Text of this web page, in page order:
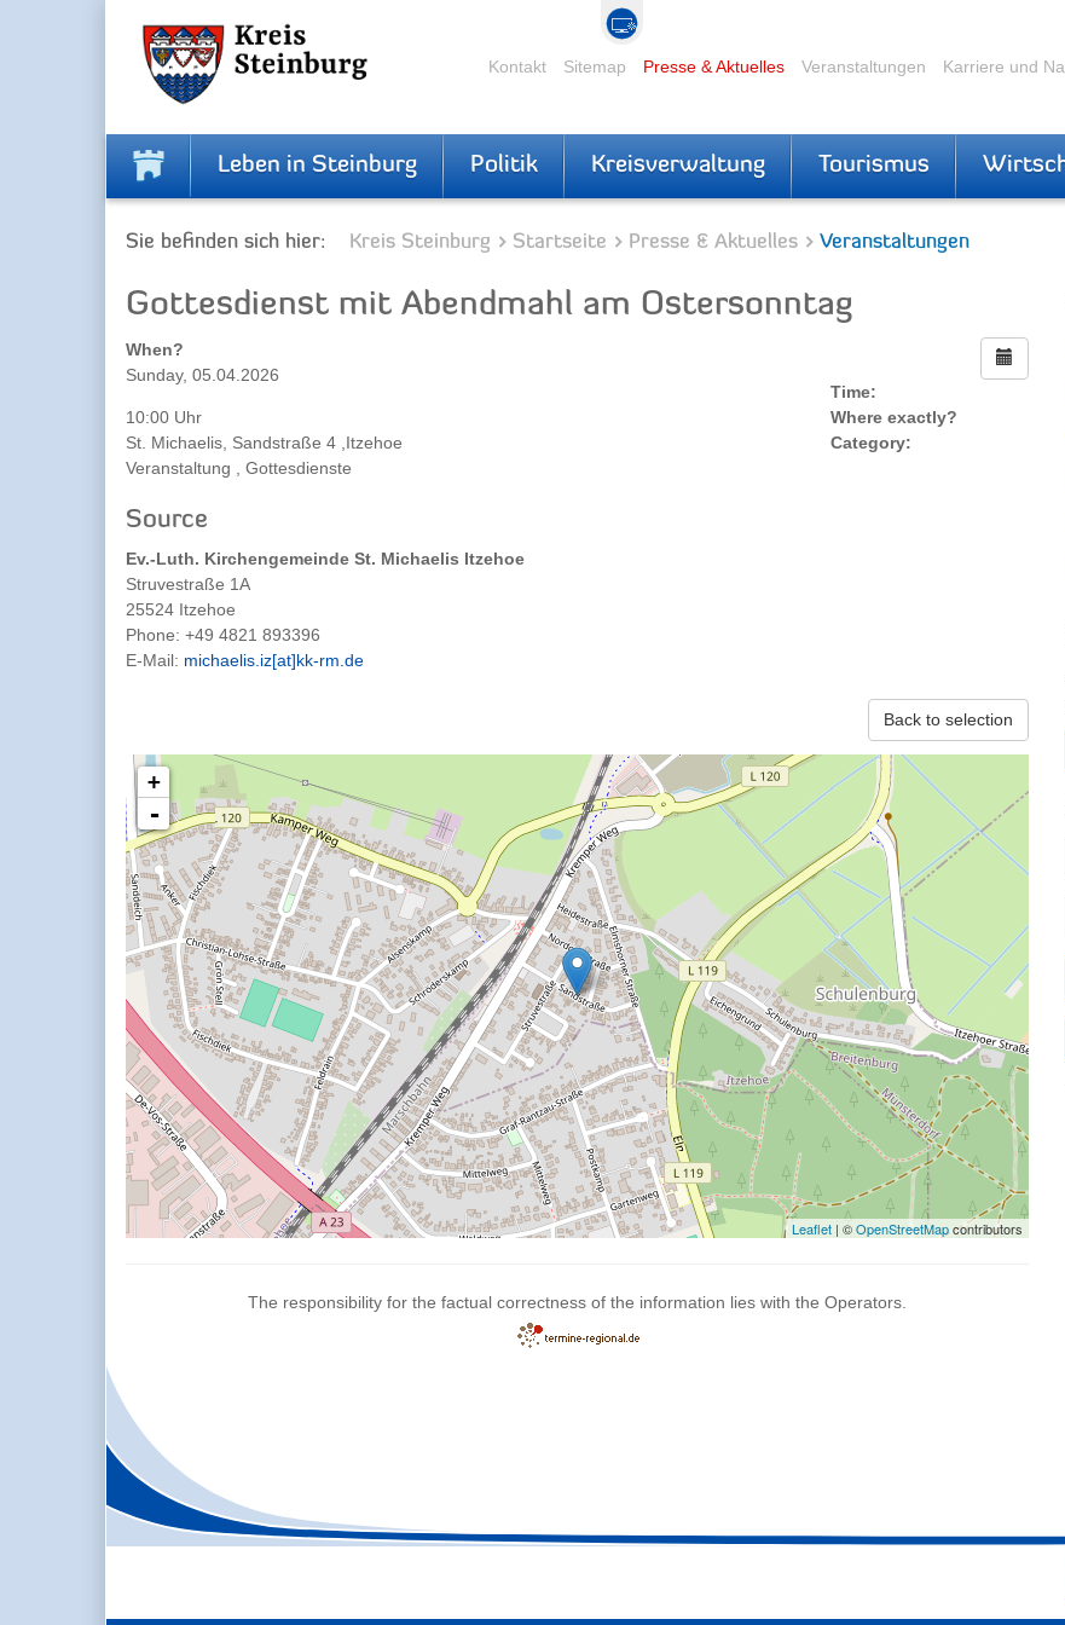
Kontakt Sitemap Presse & Aktuelles Veranstaltungen Karriere und
Leben in Steinburg Politik Kreisverwaltung Tourismus
Sie befinden sich hier: Kreis Steinburg Startseite Presse & Aktuelles Veranstaltungen
Gottesdienst mit Abendmahl am Ostersonntag
When?
Sunday, 05.04.2026
Time:
10:00 Uhr
Where exactly?
St. Michaelis, Sandstraße 4 ,Itzehoe
Category:
Veranstaltung , Gottesdienste
Source
Ev.-Luth. Kirchengemeinde St. Michaelis Itzehoe
Struvestraße 1A
25524 Itzehoe
Phone: +49 4821 893396
E-Mail: michaelis.iz[at]kk-rm.de
Back to selection
+
-
Leaflet | ©OpenStreetMapcontributors
The responsibility for the factual correctness of the information lies with the Operators.